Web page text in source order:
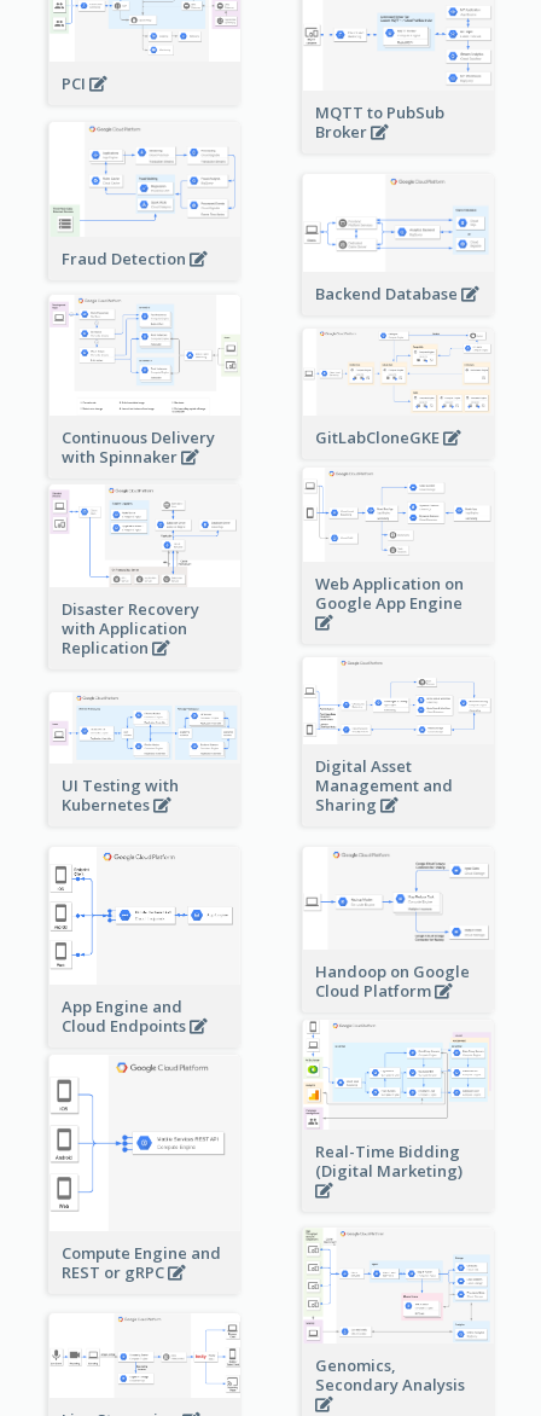
PCI
MQTT to PubSub
Broker
Fraud Detection
Backend Database
Continuous Delivery
with Spinnaker
GitLabCloneGKE
Web Application on
Google App Engine
Disaster Recovery
with Application
Replication
Digital Asset
Management and
Sharing
UI Testing with
Kubernetes
App Engine and
Cloud Endpoints
Handoop on Google
Cloud Platform
Real-Time Bidding
(Digital Marketing)
Compute Engine and
REST or gRPC
Genomics,
Secondary Analysis